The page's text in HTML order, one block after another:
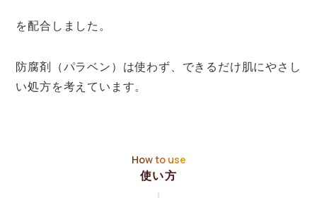
を配合しました。
防腐剤（パラベン）は使わず、できるだけ肌にやさし
い処方を考えています。
How to use
使い方